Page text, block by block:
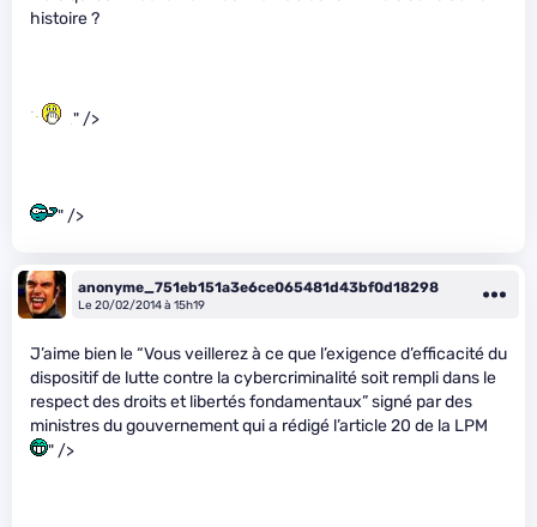
histoire ?
" />
" />
anonyme_751eb151a3e6ce065481d43bf0d18298
Le 20/02/2014 à 15h19
J’aime bien le “Vous veillerez à ce que l’exigence d’efficacité du
dispositif de lutte contre la cybercriminalité soit rempli dans le
respect des droits et libertés fondamentaux” signé par des
ministres du gouvernement qui a rédigé l’article 20 de la LPM
" />